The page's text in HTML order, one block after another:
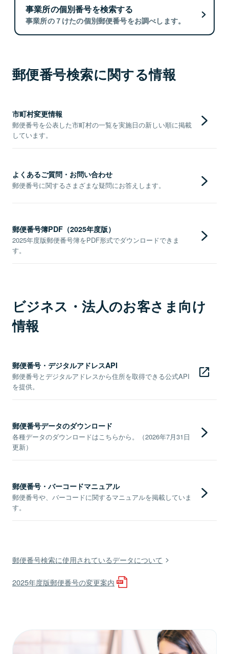
事業所の個別番号を検索する
事業所の７けたの個別郵便番号をお調べします。
郵便番号検索に関する情報
市町村変更情報
郵便番号を公表した市町村の一覧を実施日の新しい順に掲載
しています。
よくあるご質問・お問い合わせ
郵便番号に関するさまざまな疑問にお答えします。
郵便番号簿PDF（2025年度版）
2025年度版郵便番号簿をPDF形式でダウンロードできま
す。
ビジネス・法人のお客さま向け
情報
郵便番号・デジタルアドレスAPI
郵便番号とデジタルアドレスから住所を取得できる公式API
を提供。
郵便番号データのダウンロード
各種データのダウンロードはこちらから。（2026年7月31日
更新）
郵便番号・バーコードマニュアル
郵便番号や、バーコードに関するマニュアルを掲載していま
す。
郵便番号検索に使用されているデータについて
2025年度版郵便番号の変更案内